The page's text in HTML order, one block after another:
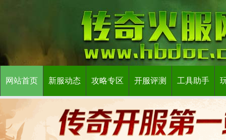
网站首页 新服动态 攻略专区 开服评测 工具助手